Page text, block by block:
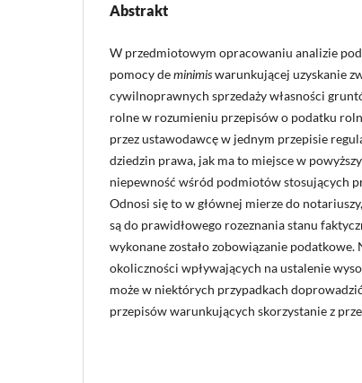
Abstrakt
W przedmiotowym opracowaniu analizie
pomocy deminimiswarunkującej uzyskanie
cywilnoprawnych sprzedaży własności
rolne w rozumieniu przepisów o podatku
przez ustawodawcę w jednym przepisie
dziedzin prawa, jak ma to miejsce w
niepewność wśród podmiotów stosujących
Odnosi się to w głównej mierze do
są do prawidłowego rozeznania stanu
wykonane zostało zobowiązanie podatkowe.
okoliczności wpływających na ustalenie
może w niektórych przypadkach
przepisów warunkujących skorzystanie z